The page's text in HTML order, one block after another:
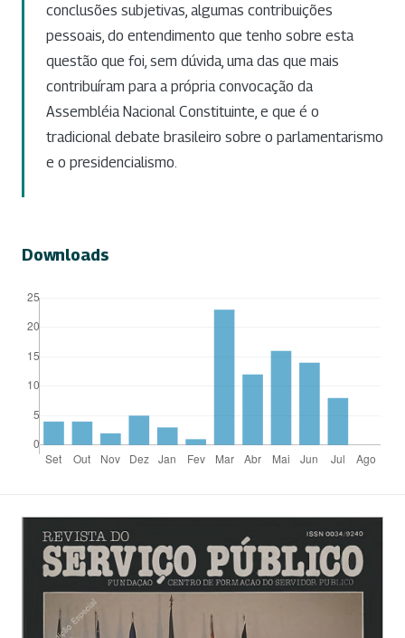
conclusões subjetivas, algumas contribuições
pessoais, do entendimento que tenho sobre esta
questão que foi, sem dúvida, uma das que mais
contribuíram para a própria convocação da
Assembléia Nacional Constituinte, e que é o
tradicional debate brasileiro sobre o parlamentarismo
e o presidencialismo.
Downloads